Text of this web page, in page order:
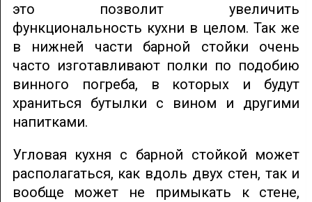
это позволит увеличить
функциональность кухни в целом. Так же
в нижней части барной стойки очень
часто изготавливают полки по подобию
винного погреба, в которых и будут
храниться бутылки с вином и другими
напитками.
Угловая кухня с барной стойкой может
располагаться, как вдоль двух стен, так и
вообще может не примыкать к стене,